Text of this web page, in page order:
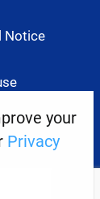
Notice
your
Privacy